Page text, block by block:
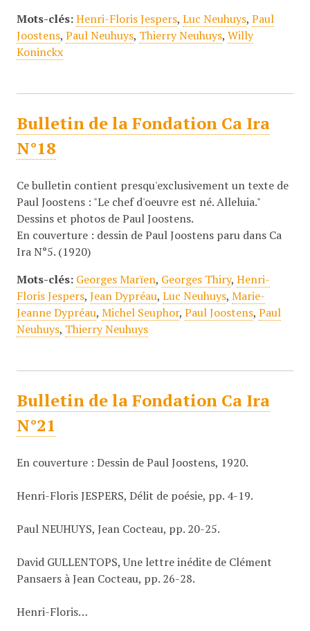
Mots-clés: Henri-Floris Jespers, Luc Neuhuys, Paul
Joostens, Paul Neuhuys, Thierry Neuhuys, Willy
Koninckx
Bulletin de la Fondation Ca Ira
N°18
Ce bulletin contient presqu'exclusivement un texte de
Paul Joostens : "Le chef d'oeuvre est né. Alleluia."
Dessins et photos de Paul Joostens.
En couverture : dessin de Paul Joostens paru dans Ca
Ira N°5. (1920)
Mots-clés: Georges Marïen, Georges Thiry, Henri-
Floris Jespers, Jean Dypréau, Luc Neuhuys, Marie-
Jeanne Dypréau, Michel Seuphor, Paul Joostens, Paul
Neuhuys, Thierry Neuhuys
Bulletin de la Fondation Ca Ira
N°21
En couverture : Dessin de Paul Joostens, 1920.
Henri-Floris JESPERS, Délit de poésie, pp. 4-19.
Paul NEUHUYS, Jean Cocteau, pp. 20-25.
David GULLENTOPS, Une lettre inédite de Clément
Pansaers à Jean Cocteau, pp. 26-28.
Henri-Floris…